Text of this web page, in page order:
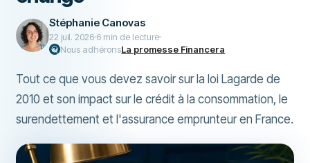
Stéphanie Canovas
22 juil. 2026 6 min de lecture
Nous adhéronsLa promesse Financera
Tout ce que vous devez savoir sur la loi Lagarde de
2010 et son impact sur le crédit à la consommation, le
surendettement et l'assurance emprunteur en France.